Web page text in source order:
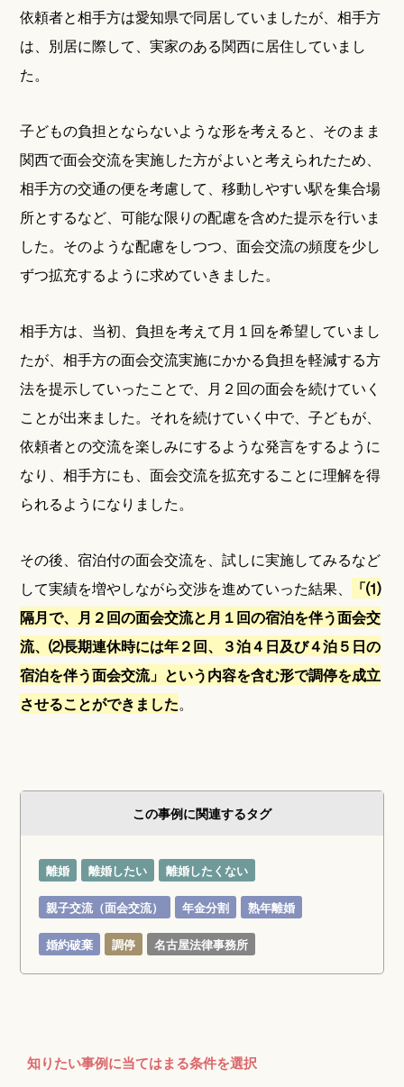
依頼者と相手方は愛知県で同居していましたが、相手方
は、別居に際して、実家のある関西に居住していまし
た。
子どもの負担とならないような形を考えると、そのまま
関西で面会交流を実施した方がよいと考えられたため、
相手方の交通の便を考慮して、移動しやすい駅を集合場
所とするなど、可能な限りの配慮を含めた提示を行いま
した。そのような配慮をしつつ、面会交流の頻度を少し
ずつ拡充するように求めていきました。
相手方は、当初、負担を考えて月１回を希望していまし
たが、相手方の面会交流実施にかかる負担を軽減する方
法を提示していったことで、月２回の面会を続けていく
ことが出来ました。それを続けていく中で、子どもが、
依頼者との交流を楽しみにするような発言をするように
なり、相手方にも、面会交流を拡充することに理解を得
られるようになりました。
その後、宿泊付の面会交流を、試しに実施してみるなど
して実績を増やしながら交渉を進めていった結果、
「⑴
隔月で、月２回の面会交流と月１回の宿泊を伴う面会交
流、⑵長期連休時には年２回、３泊４日及び４泊５日の
宿泊を伴う面会交流」という内容を含む形で調停を成立
させることができました。
この事例に関連するタグ
離婚 離婚したい 離婚したくない
親子交流（面会交流） 年金分割 熟年離婚
婚約破棄 調停 名古屋法律事務所
知りたい事例に当てはまる条件を選択